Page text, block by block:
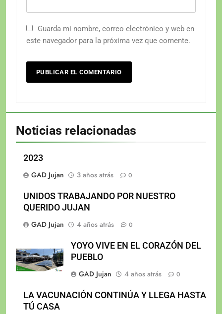
Guarda mi nombre, correo electrónico y web en
este navegador para la próxima vez que comente.
Noticias relacionadas
2023
GAD Jujan
3 años atrás 0
UNIDOS TRABAJANDO POR NUESTRO
QUERIDO JUJAN
GAD Jujan
4 años atrás 0
YOYO VIVE EN EL CORAZÓN DEL
PUEBLO
GAD Jujan
4 años atrás 0
LA VACUNACIÓN CONTINÚA Y LLEGA HASTA
TÚ CASA